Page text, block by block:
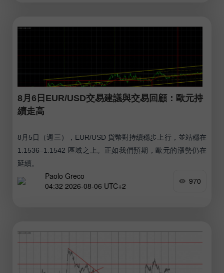
8月6日EUR/USD交易建議與交易回顧：歐元持
續走高
8月5日（週三），EUR/USD 貨幣對持續穩步上行，並站穩在
1.1536–1.1542 區域之上。正如我們預期，歐元的漲勢仍在
延續。
Paolo Greco
04:32 2026-08-06 UTC+2
970